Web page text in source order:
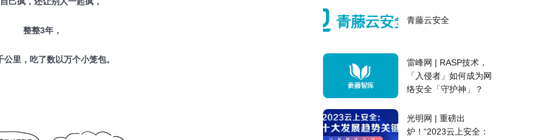
整整3年，
公里，吃了数以万个小笼包。
青藤云安全
雷峰网 | RASP技术，
「入侵者」如何成为网
络安全「守护神」？
光明网 | 重磅出
炉！“2023云上安全：